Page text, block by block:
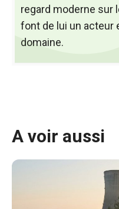
regard moderne sur
font de lui un acteur
domaine.
A voir aussi